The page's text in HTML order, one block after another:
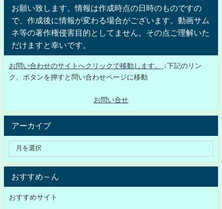
お願い致します。情報は作成時点の日時のものですの
で、作成後に情報が変わる場合がございます。動画サム
ネ等の著作権侵害目的としてません。その点ご理解いた
だけますと幸いです。
お問い合わせのサイトへクリックで移動します。
↓下記のリン
ク、ボタンを押すと問い合わせページに移動
お問い合せ
アーカイブ
おすすめ～ん
おすすめサイト